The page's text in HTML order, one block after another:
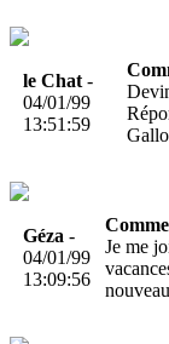
le Chat -
04/01/99
13:51:59
Géza -
04/01/99
13:09:56
Je me